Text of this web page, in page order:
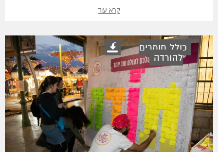
קרא עוד
כולל חומרים
להורדה